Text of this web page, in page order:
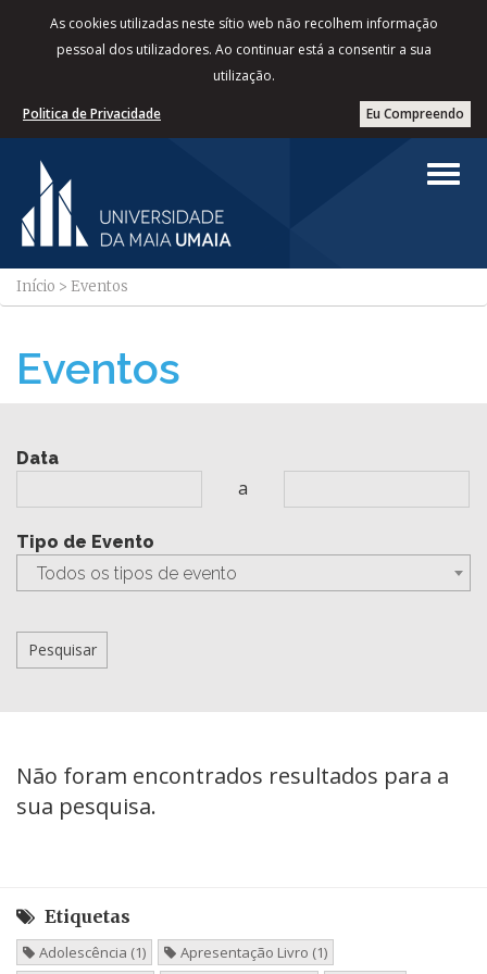
As cookies utilizadas neste sítio web não recolhem informação
pessoal dos utilizadores. Ao continuar está a consentir a sua
utilização.
Eu Compreendo
Politica de Privacidade
Início > Eventos
Eventos
Data
a
Tipo de Evento
Todos os tipos de evento
Não foram encontrados resultados para a
sua pesquisa.
Etiquetas
Adolescência (1) Apresentação Livro (1)